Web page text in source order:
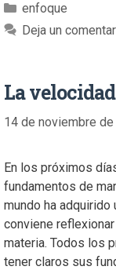
enfoque
Deja un
La
14 de noviembre
En los próximos
fundamentos de
mundo ha adquirido
conviene
materia. Todos los
tener claros sus